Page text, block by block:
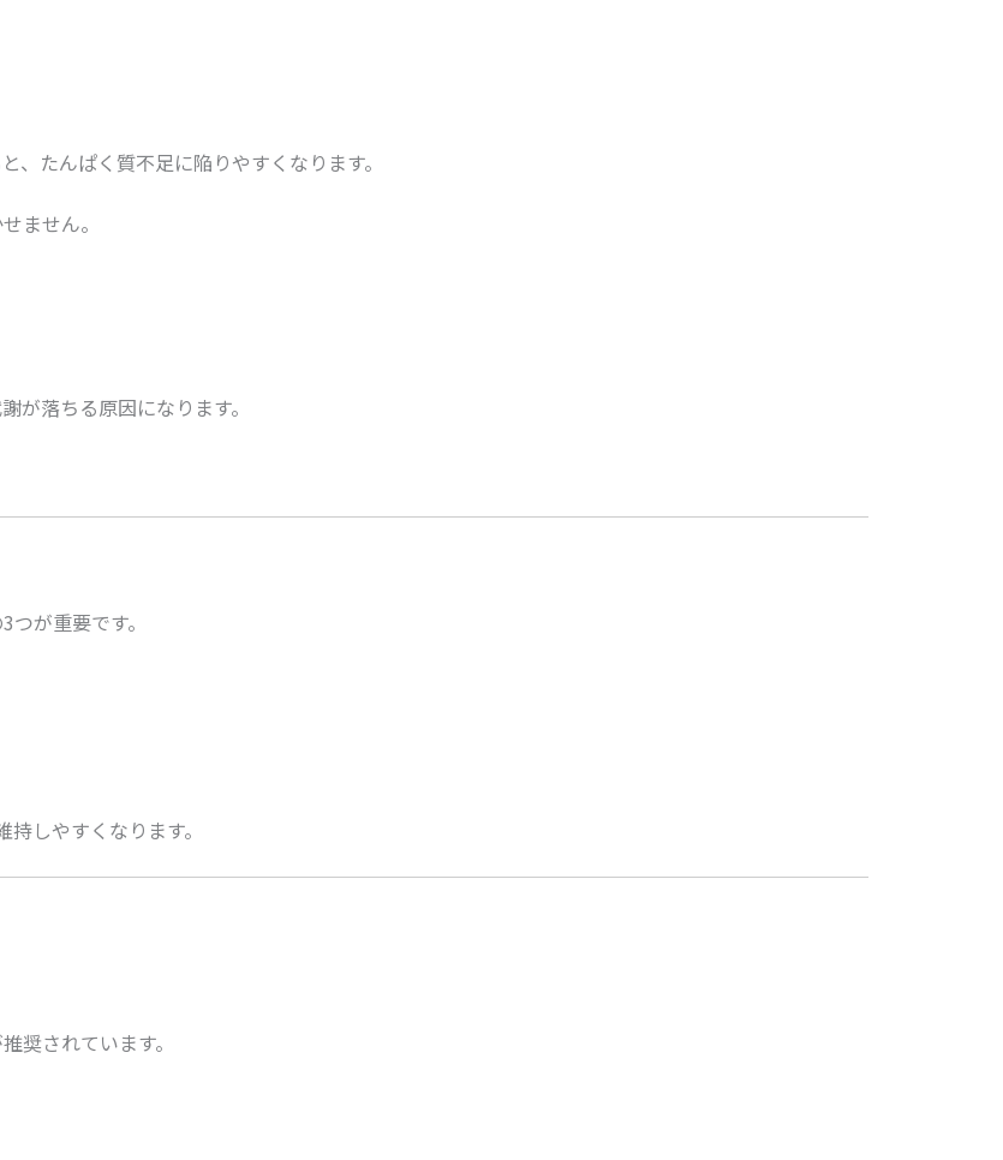
、たんぱく質不足に陥りやすくなります。
ません。
が落ちる原因になります。
が重要です。
しやすくなります。
奨されています。